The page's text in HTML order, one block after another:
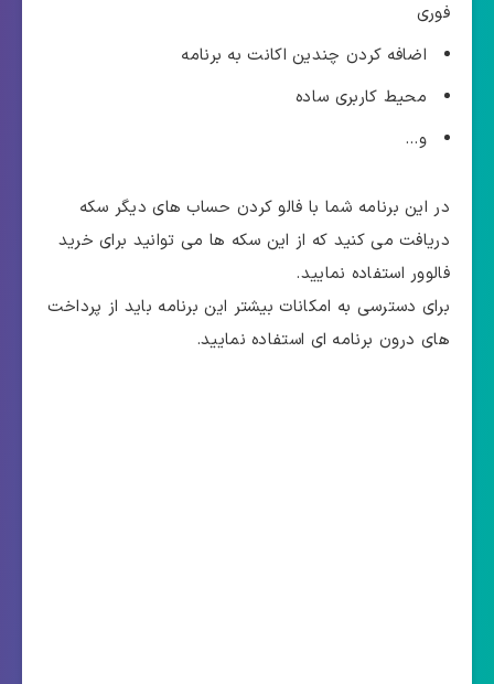
فوری
اضافه کردن چندین اکانت به برنامه
محیط کاربری ساده
و…
در این برنامه شما با فالو کردن حساب های دیگر سکه
دریافت می کنید که از این سکه ها می توانید برای خرید
فالوور استفاده نمایید.
برای دسترسی به امکانات بیشتر این برنامه باید از پرداخت
های درون برنامه ای استفاده نمایید.